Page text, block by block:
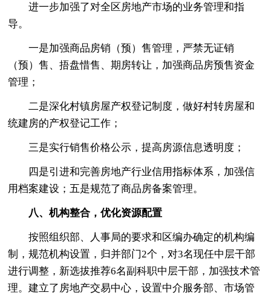
进一步加强了对全区房地产市场的业务管理和指
导。
一是加强商品房销（预）售管理，严禁无证销
（预）售、捂盘惜售、期房转让，加强商品房预售资金
管理；
二是深化村镇房屋产权登记制度，做好村转房屋和
统建房的产权登记工作；
三是实行销售价格公示，提高房源信息透明度；
四是引进和完善房地产行业信用指标体系，加强信
用档案建设；五是规范了商品房备案管理。
八、机构整合，优化资源配置
按照组织部、人事局的要求和区编办确定的机构编
制，规范机构设置，归并部门2个，对3名现任中层干部
进行调整，新选拔推荐6名副科职中层干部，加强技术管
理。建立了房地产交易中心，设置中介服务部、市场管